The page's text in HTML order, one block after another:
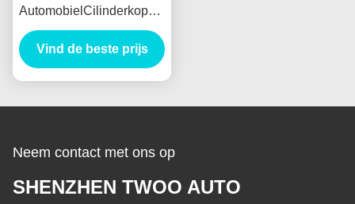
AutomobielCilinderkoppen
4.3cc voor
Cilinderkoptapa DE
Cilindro DE Isuzu 4hf1
Vind de beste prijs
Neem contact met ons op
SHENZHEN TWOO AUTO